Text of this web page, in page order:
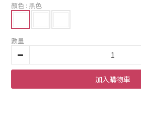
顏色 : 黑色
數量
加入購物車